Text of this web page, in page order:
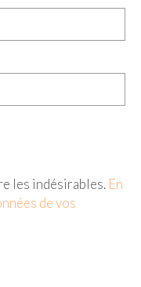
les indésirables. En
de vos